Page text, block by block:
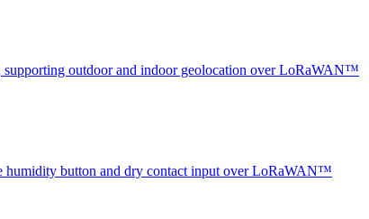
outdoor and indoor geolocation over LoRaWAN™
humidity button and dry contact input over LoRaWAN™